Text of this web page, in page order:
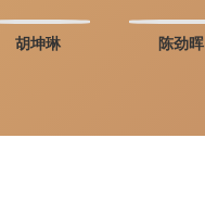
胡坤琳 陈劲晖